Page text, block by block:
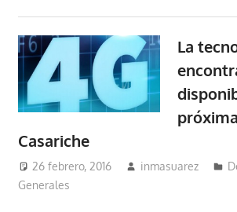
La
Casariche
26 febrero, 2016 inmasuarez
Generales